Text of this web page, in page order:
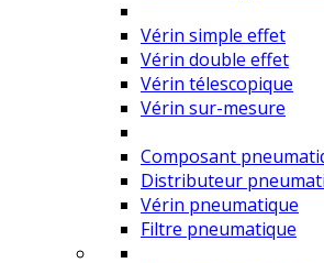
Vérin simple effet
Vérin double effet
Vérin télescopique
Vérin sur-mesure
Composant
Distributeur
Vérin pneumatique
Filtre pneumatique